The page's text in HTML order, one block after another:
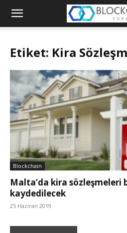
Blockchain
Etiket: Kira
Blockchain
Malta’da kira sözleşmeleri
kaydedilecek
25 Haziran 2019